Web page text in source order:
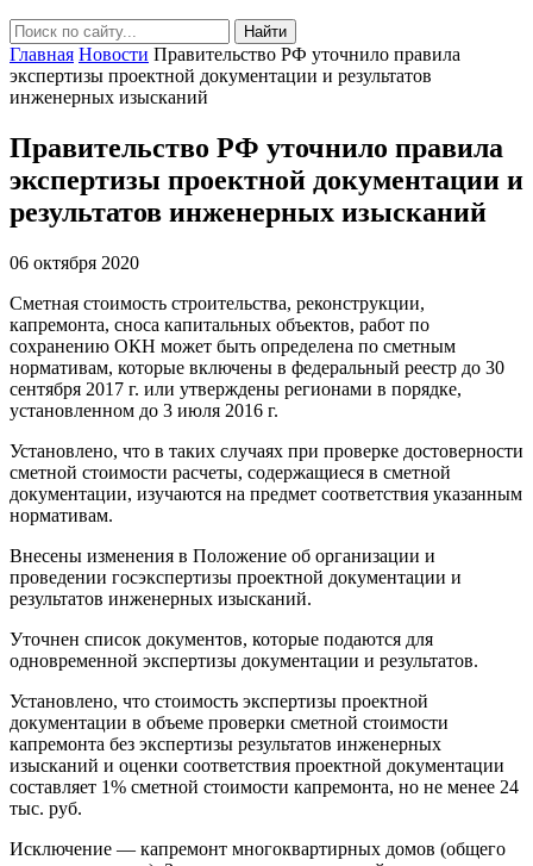
Найти
Главная Новости Правительство РФ уточнило правила
экспертизы проектной документации и результатов
инженерных изысканий
Правительство РФ уточнило правила
экспертизы проектной документации и
результатов инженерных изысканий
06 октября 2020
Сметная стоимость строительства, реконструкции,
капремонта, сноса капитальных объектов, работ по
сохранению ОКН может быть определена по сметным
нормативам, которые включены в федеральный реестр до 30
сентября 2017 г. или утверждены регионами в порядке,
установленном до 3 июля 2016 г.
Установлено, что в таких случаях при проверке достоверности
сметной стоимости расчеты, содержащиеся в сметной
документации, изучаются на предмет соответствия указанным
нормативам.
Внесены изменения в Положение об организации и
проведении госэкспертизы проектной документации и
результатов инженерных изысканий.
Уточнен список документов, которые подаются для
одновременной экспертизы документации и результатов.
Установлено, что стоимость экспертизы проектной
документации в объеме проверки сметной стоимости
капремонта без экспертизы результатов инженерных
изысканий и оценки соответствия проектной документации
составляет 1% сметной стоимости капремонта, но не менее 24
тыс. руб.
Исключение — капремонт многоквартирных домов (общего